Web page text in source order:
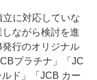
に対応していな
ながら検討を進
行のオリジナル
プラチナ」「JC
ド」「JCB カー